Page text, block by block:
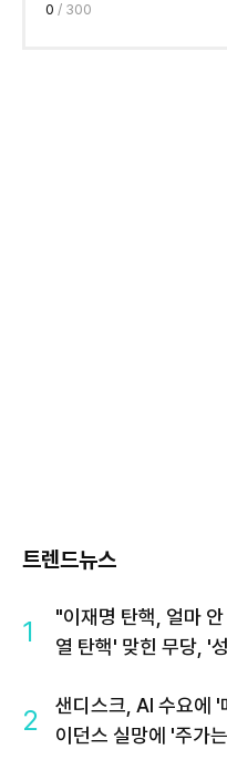
0 / 300
트렌드뉴스
1
"이재명 탄핵, 얼마
열 탄핵' 맞힌 무당, '
2
샌디스크, AI 수요에
이던스 실망에 '주가